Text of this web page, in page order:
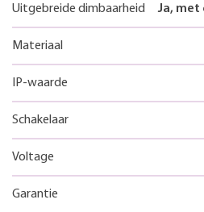
Uitgebreide dimbaarheid Ja,
Materiaal
IP-waarde
Schakelaar
Voltage
Garantie